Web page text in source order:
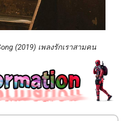
(2019) เพลงรักเราสามคน